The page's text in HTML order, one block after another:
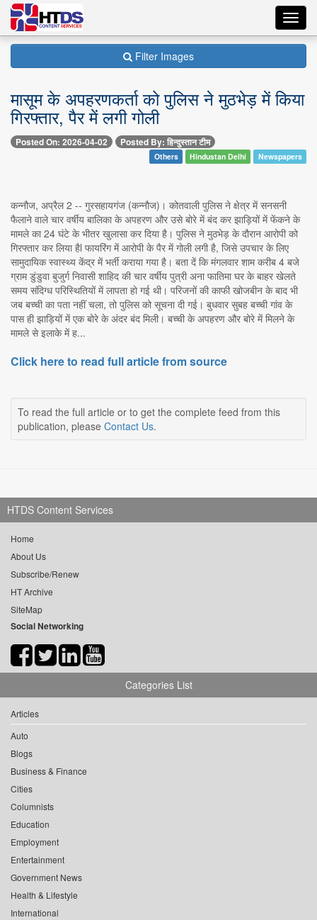
Filter Images
​मासूम के अपहरणकर्ता को पुलिस ने मुठभेड़ में किया
गिरफ्तार, पैर में लगी गोली
Posted On: 2026-04-02 Posted By: हिन्दुस्तान टीम
Others Hindustan Delhi Newspapers
कन्नौज, अप्रैल 2 -- ​गुरसहायगंज (कन्नौज)। कोतवाली पुलिस ने क्षेत्र में सनसनी
फैलाने वाले चार वर्षीय बालिका के अपहरण और उसे बोरे में बंद कर झाड़ियों में फेंकने के
मामले का 24 घंटे के भीतर खुलासा कर दिया है। पुलिस ने मुठभेड़ के दौरान आरोपी को
गिरफ्तार कर लिया हैl फायरिंग में आरोपी के पैर में गोली लगी है, जिसे उपचार के लिए
सामुदायिक स्वास्थ्य केंद्र में भर्ती कराया गया है। बता दें कि मंगलवार शाम करीब 4 बजे
ग्राम डुंडुवा बुजुर्ग निवासी शाहिद की चार वर्षीय पुत्री अना फातिमा घर के बाहर खेलते
समय संदिग्ध परिस्थितियों में लापता हो गई थी। परिजनों की काफी खोजबीन के बाद भी
जब बच्ची का पता नहीं चला, तो पुलिस को सूचना दी गई। बुधवार सुबह बच्ची गांव के
पास ही झाड़ियों में एक बोरे के अंदर बंद मिली। बच्ची के अपहरण और बोरे में मिलने के
मामले से इलाके में ह...
Click here to read full article from source
To read the full article or to get the complete feed from this
publication, please Contact Us.
HTDS Content Services
Home
About Us
Subscribe/Renew
HT Archive
SiteMap
Social Networking
Categories List
Articles
Auto
Blogs
Business & Finance
Cities
Columnists
Education
Employment
Entertainment
Government News
Health & Lifestyle
International